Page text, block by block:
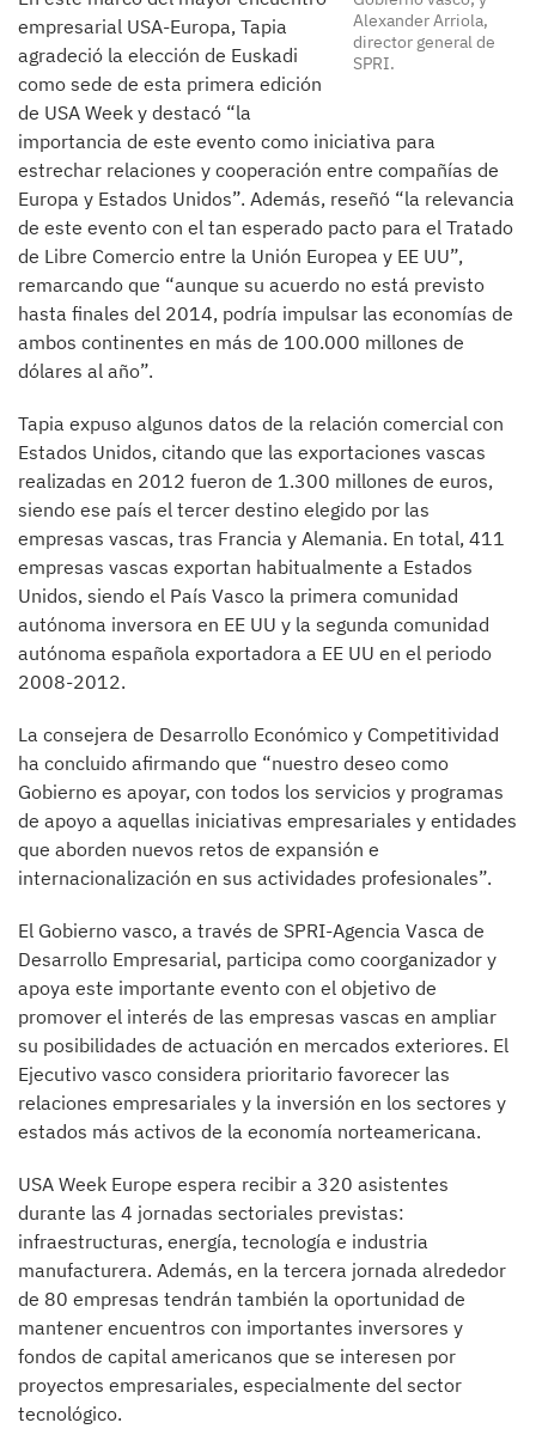
Alexander Arriola,
director general de
SPRI.
empresarial USA-Europa, Tapia
agradeció la elección de Euskadi
como sede de esta primera edición
de USA Week y destacó “la
importancia de este evento como iniciativa para
estrechar relaciones y cooperación entre compañías de
Europa y Estados Unidos”. Además, reseñó “la relevancia
de este evento con el tan esperado pacto para el Tratado
de Libre Comercio entre la Unión Europea y EE UU”,
remarcando que “aunque su acuerdo no está previsto
hasta finales del 2014, podría impulsar las economías de
ambos continentes en más de 100.000 millones de
dólares al año”.
Tapia expuso algunos datos de la relación comercial con
Estados Unidos, citando que las exportaciones vascas
realizadas en 2012 fueron de 1.300 millones de euros,
siendo ese país el tercer destino elegido por las
empresas vascas, tras Francia y Alemania. En total, 411
empresas vascas exportan habitualmente a Estados
Unidos, siendo el País Vasco la primera comunidad
autónoma inversora en EE UU y la segunda comunidad
autónoma española exportadora a EE UU en el periodo
2008-2012.
La consejera de Desarrollo Económico y Competitividad
ha concluido afirmando que “nuestro deseo como
Gobierno es apoyar, con todos los servicios y programas
de apoyo a aquellas iniciativas empresariales y entidades
que aborden nuevos retos de expansión e
internacionalización en sus actividades profesionales”.
El Gobierno vasco, a través de SPRI-Agencia Vasca de
Desarrollo Empresarial, participa como coorganizador y
apoya este importante evento con el objetivo de
promover el interés de las empresas vascas en ampliar
su posibilidades de actuación en mercados exteriores. El
Ejecutivo vasco considera prioritario favorecer las
relaciones empresariales y la inversión en los sectores y
estados más activos de la economía norteamericana.
USA Week Europe espera recibir a 320 asistentes
durante las 4 jornadas sectoriales previstas:
infraestructuras, energía, tecnología e industria
manufacturera. Además, en la tercera jornada alrededor
de 80 empresas tendrán también la oportunidad de
mantener encuentros con importantes inversores y
fondos de capital americanos que se interesen por
proyectos empresariales, especialmente del sector
tecnológico.